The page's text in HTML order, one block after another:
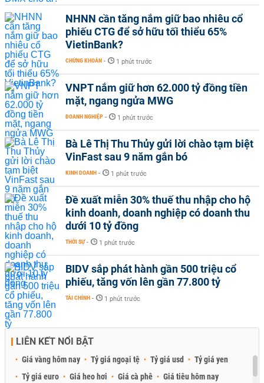
NHNN cần tăng nắm giữ bao nhiêu cổ
phiếu CTG để sở hữu tối thiểu 65%
VietinBank?
CHỨNG KHOÁN - 1 phút trước
VNPT nắm giữ hơn 62.000 tỷ đồng tiền
mặt, ngang ngửa MWG
DOANH NGHIỆP - 1 phút trước
Bà Lê Thị Thu Thủy gửi lời chào tạm biệt
VinFast sau 9 năm gắn bó
KINH DOANH - 1 phút trước
Đề xuất miễn 30% thuế thu nhập cho hộ
kinh doanh, doanh nghiệp có doanh thu
dưới 10 tỷ đồng
THỜI SỰ - 1 phút trước
BIDV sắp phát hành gần 500 triệu cổ
phiếu, tăng vốn lên gần 77.800 tỷ
TÀI CHÍNH - 1 phút trước
LIÊN KẾT NỔI BẬT
Giá vàng hôm nay Tỷ giá ngoại tệ Tỷ giá usd
Tỷ giá yen
Tỷ giá euro
Giá heo hơi Giá cà phê Giá tiêu hôm nay